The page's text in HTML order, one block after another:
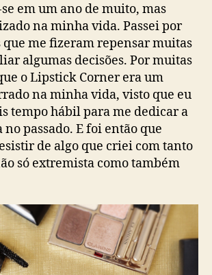
em um ano de muito, mas
na minha vida. Passei por
que me fizeram repensar muitas
algumas decisões. Por muitas
o Lipstick Corner era um
na minha vida, visto que eu
tempo hábil para me dedicar a
no passado. E foi então que
de algo que criei com tanto
só extremista como também